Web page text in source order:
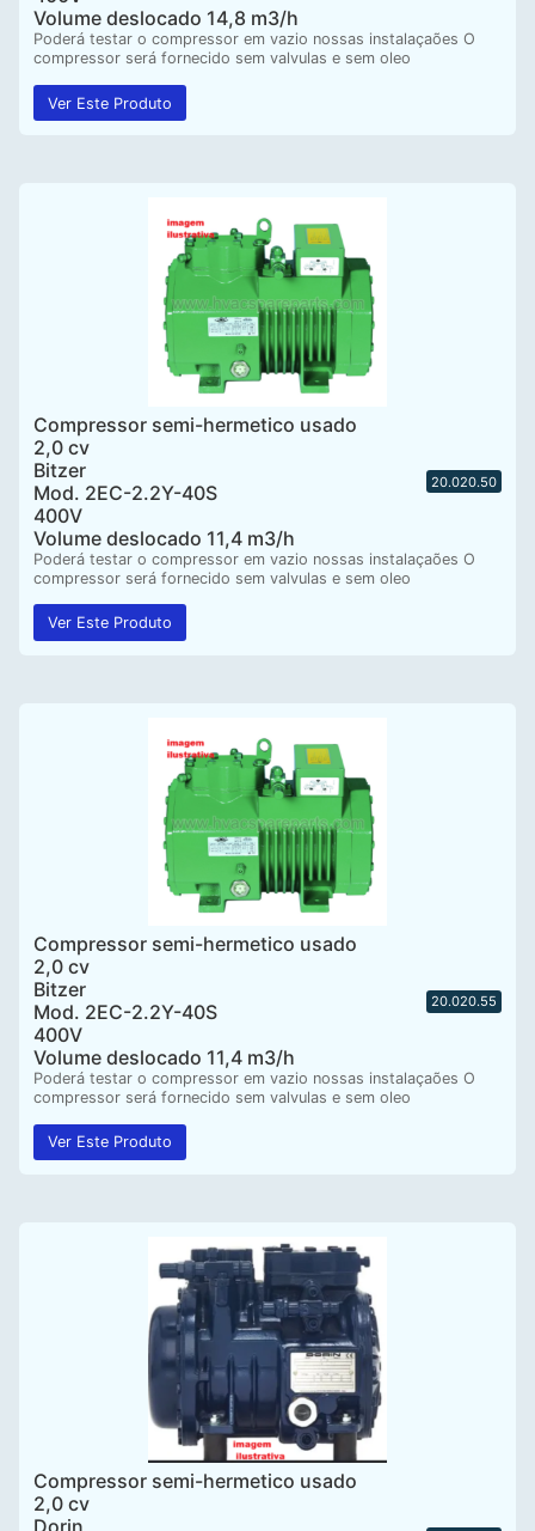
Volume deslocado 14,8 m3/h
Poderá testar o compressor em vazio nossas instalaçaões O
compressor será fornecido sem valvulas e sem oleo
Ver Este Produto
Compressor semi-hermetico usado
2,0 cv
Bitzer
Mod. 2EC-2.2Y-40S
400V
Volume deslocado 11,4 m3/h
20.020.50
Poderá testar o compressor em vazio nossas instalaçaões O
compressor será fornecido sem valvulas e sem oleo
Ver Este Produto
Compressor semi-hermetico usado
2,0 cv
Bitzer
Mod. 2EC-2.2Y-40S
400V
Volume deslocado 11,4 m3/h
20.020.55
Poderá testar o compressor em vazio nossas instalaçaões O
compressor será fornecido sem valvulas e sem oleo
Ver Este Produto
Compressor semi-hermetico usado
2,0 cv